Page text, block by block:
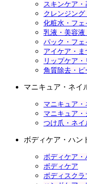
スキンケア
クレンジング
化粧水・フェ
乳液・美容液
パック・フェ
アイケア・ま
リップケア
角質除去・ピ
マニキュア・ネイ
マニキュア
マニキュア
つけ爪・ネイ
ボディケア・ハン
ボディケア・
ボディケア
ボディスクラ